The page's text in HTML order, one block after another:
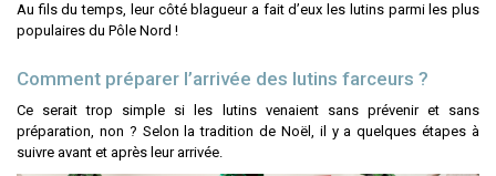
Au fils du temps, leur côté blagueur a fait d’eux les lutins parmi les plus
populaires du Pôle Nord !
Comment préparer l’arrivée des lutins farceurs ?
Ce serait trop simple si les lutins venaient sans prévenir et sans
préparation, non ? Selon la tradition de Noël, il y a quelques étapes à
suivre avant et après leur arrivée.